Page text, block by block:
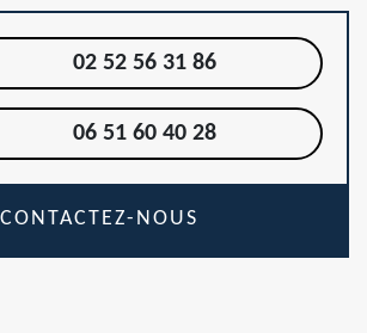
02 52 56 31 86
06 51 60 40 28
CONTACTEZ-NOUS